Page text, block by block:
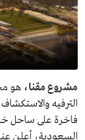
مشروع مقنا، هو
فاخرة على ساحل